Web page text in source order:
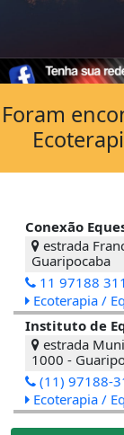
Conexão
estrada
Guaripocaba
11 97188
Ecoterapia /
Instituto de
estrada
1000 -
(11) 97188-
Ecoterapia /
Foram